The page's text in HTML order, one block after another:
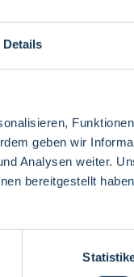
Details
geben wir
Analysen weiter.
bereitgestellt
2
die
durch